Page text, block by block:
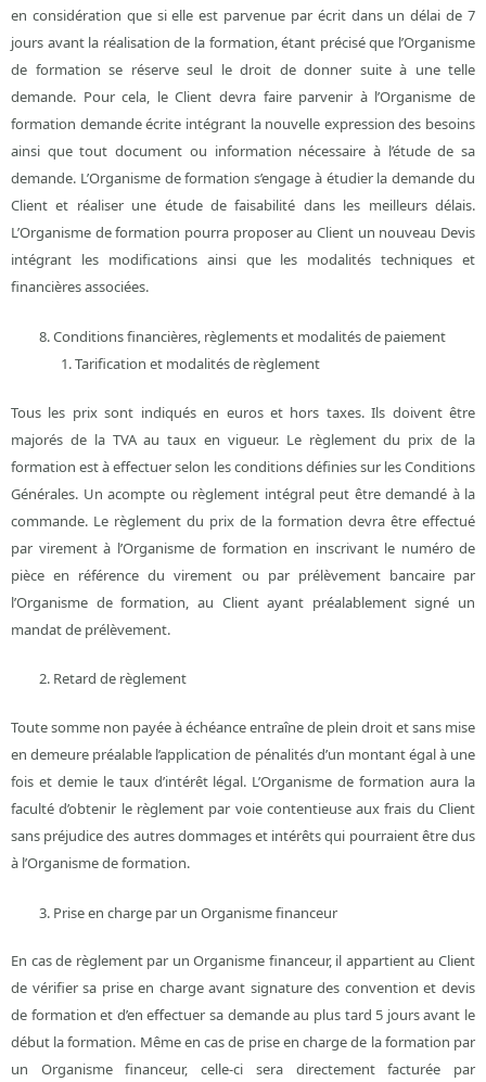
en considération que si elle est parvenue par écrit dans un délai de 7
jours avant la réalisation de la formation, étant précisé que l’Organisme
de formation se réserve seul le droit de donner suite à une telle
demande. Pour cela, le Client devra faire parvenir à l’Organisme de
formation demande écrite intégrant la nouvelle expression des besoins
ainsi que tout document ou information nécessaire à l’étude de sa
demande. L’Organisme de formation s’engage à étudier la demande du
Client et réaliser une étude de faisabilité dans les meilleurs délais.
L’Organisme de formation pourra proposer au Client un nouveau Devis
intégrant les modifications ainsi que les modalités techniques et
financières associées.
Conditions financières, règlements et modalités de paiement
Tarification et modalités de règlement
Tous les prix sont indiqués en euros et hors taxes. Ils doivent être
majorés de la TVA au taux en vigueur. Le règlement du prix de la
formation est à effectuer selon les conditions définies sur les Conditions
Générales. Un acompte ou règlement intégral peut être demandé à la
commande. Le règlement du prix de la formation devra être effectué
par virement à l’Organisme de formation en inscrivant le numéro de
pièce en référence du virement ou par prélèvement bancaire par
l’Organisme de formation, au Client ayant préalablement signé un
mandat de prélèvement.
Retard de règlement
Toute somme non payée à échéance entraîne de plein droit et sans mise
en demeure préalable l’application de pénalités d’un montant égal à une
fois et demie le taux d’intérêt légal. L’Organisme de formation aura la
faculté d’obtenir le règlement par voie contentieuse aux frais du Client
sans préjudice des autres dommages et intérêts qui pourraient être dus
à l’Organisme de formation.
Prise en charge par un Organisme financeur
En cas de règlement par un Organisme financeur, il appartient au Client
de vérifier sa prise en charge avant signature des convention et devis
de formation et d’en effectuer sa demande au plus tard 5 jours avant le
début la formation. Même en cas de prise en charge de la formation par
un Organisme financeur, celle-ci sera directement facturée par